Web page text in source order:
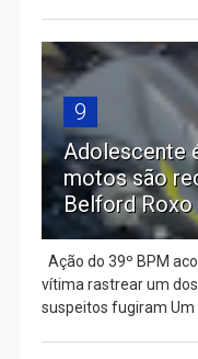
9
Adolescente
motos são
Belford Roxo
Ação do 39º BPM
vítima rastrear um
suspeitos fugiram Um